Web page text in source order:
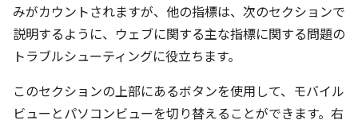
みがカウントされますが、他の指標は、次のセクションで
説明するように、ウェブに関する主な指標に関する問題の
トラブルシューティングに役立ちます。
このセクションの上部にあるボタンを使用して、モバイル
ビューとパソコンビューを切り替えることができます。右